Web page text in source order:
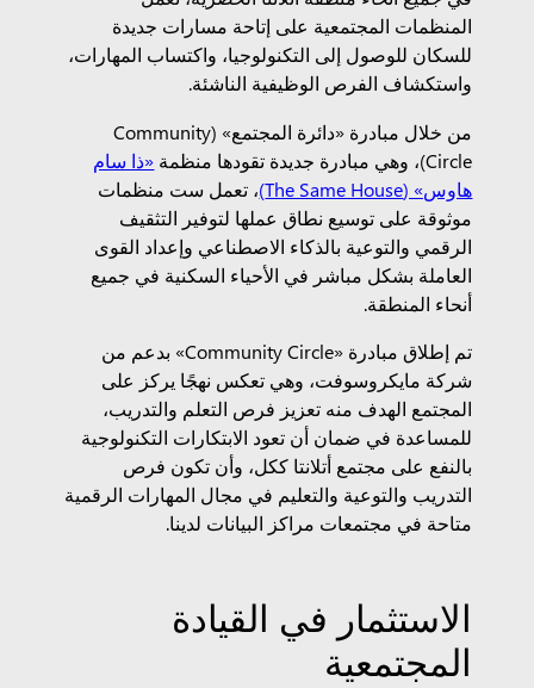
المنظمات المجتمعية على إتاحة مسارات جديدة
للسكان للوصول إلى التكنولوجيا، واكتساب المهارات،
واستكشاف الفرص الوظيفية الناشئة.
من خلال مبادرة «دائرة المجتمع» (Community
Circle)، وهي مبادرة جديدة تقودها منظمة
«ذا سام
هاوس» (The Same House)
، تعمل ست منظمات
موثوقة على توسيع نطاق عملها لتوفير التثقيف
الرقمي والتوعية بالذكاء الاصطناعي وإعداد القوى
العاملة بشكل مباشر في الأحياء السكنية في جميع
أنحاء المنطقة.
تم إطلاق مبادرة «Community Circle» بدعم من
شركة مايكروسوفت، وهي تعكس نهجًا يركز على
المجتمع الهدف منه تعزيز فرص التعلم والتدريب،
للمساعدة في ضمان أن تعود الابتكارات التكنولوجية
بالنفع على مجتمع أتلانتا ككل، وأن تكون فرص
التدريب والتوعية والتعليم في مجال المهارات الرقمية
متاحة في مجتمعات مراكز البيانات لدينا.
الاستثمار في القيادة
المجتمعية